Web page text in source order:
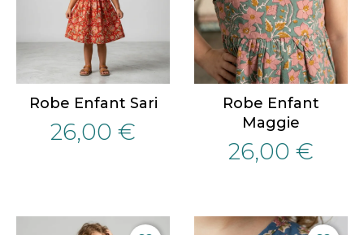
Robe Enfant Sari
26,00 €
Robe Enfant
Maggie
26,00 €